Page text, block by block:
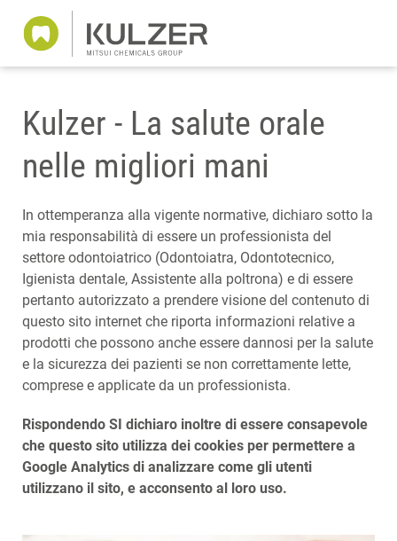
Kulzer - La salute orale
nelle migliori mani
In ottemperanza alla vigente normative, dichiaro sotto la
mia responsabilità di essere un professionista del
settore odontoiatrico (Odontoiatra, Odontotecnico,
Igienista dentale, Assistente alla poltrona) e di essere
pertanto autorizzato a prendere visione del contenuto di
questo sito internet che riporta informazioni relative a
prodotti che possono anche essere dannosi per la salute
e la sicurezza dei pazienti se non correttamente lette,
comprese e applicate da un professionista.
Rispondendo SI dichiaro inoltre di essere consapevole
che questo sito utilizza dei cookies per permettere a
Google Analytics di analizzare come gli utenti
utilizzano il sito, e acconsento al loro uso.